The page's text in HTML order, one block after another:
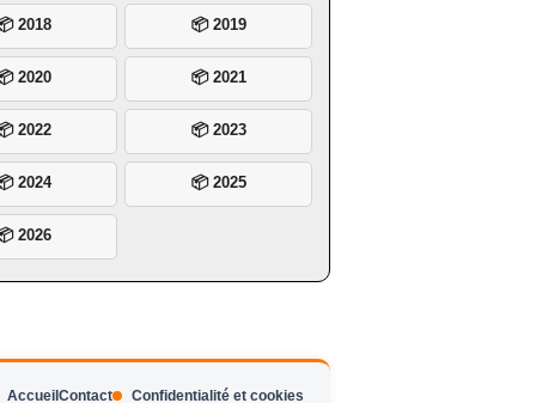
2018 📦 2019
2020 📦 2021
2022 📦 2023
2024 📦 2025
2026
Accueil Contact Confidentialité et cookies